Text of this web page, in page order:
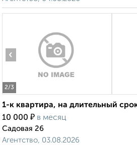
2/3
‹
1-к квартира, на длительный
10 000 ₽ в месяц
Садовая 26
Агентство, 03.08.2026